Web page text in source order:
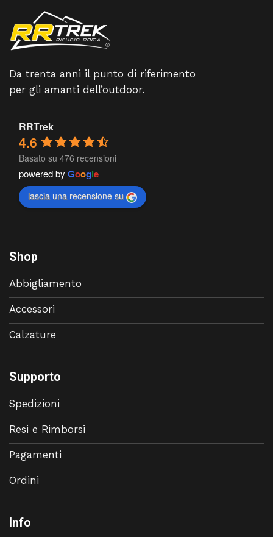
Da trenta anni il punto di riferimento
per gli amanti dell’outdoor.
RRTrek
4.6
Basato su 476 recensioni
powered by Google
lascia una recensione su
Shop
Abbigliamento
Accessori
Calzature
Supporto
Spedizioni
Resi e Rimborsi
Pagamenti
Ordini
Info